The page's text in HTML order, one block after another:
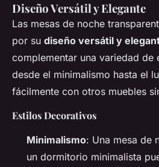
Diseño Versátil y Elegante
Las mesas de noche
por su diseño versátil y
complementar una variedad de
desde el minimalismo hasta el
fácilmente con otros muebles
Estilos Decorativos
Minimalismo: Una mesa de
un dormitorio minimalista